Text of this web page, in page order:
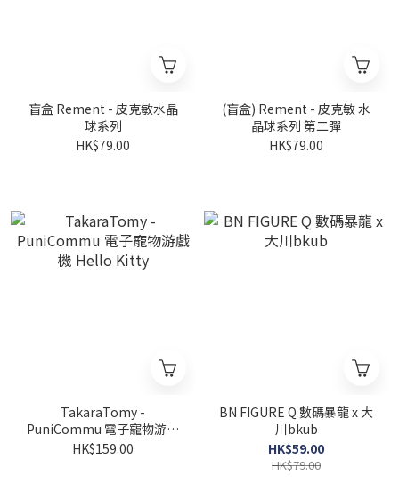
盲盒 Rement - 皮克敏水晶
球系列
HK$79.00
(盲盒) Rement - 皮克敏 水
晶球系列 第二彈
HK$79.00
TakaraTomy -
PuniCommu 電子寵物游戲
機 Hello Kitty
HK$159.00
BN FIGURE Q 數碼暴龍 x 大
川bkub
HK$59.00
HK$79.00